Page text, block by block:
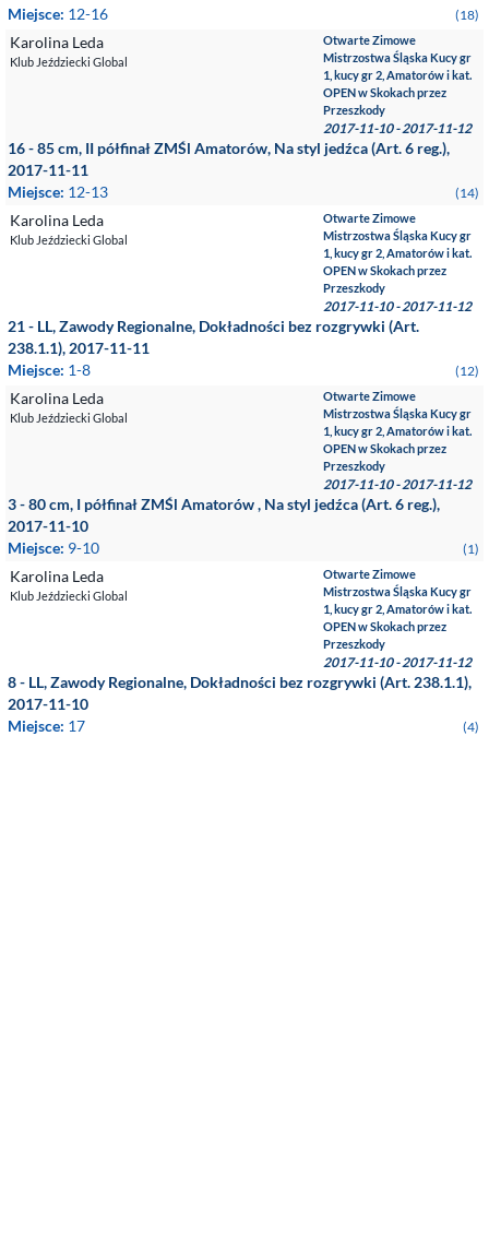
Miejsce: 12-16 (18)
Karolina Leda
Klub Jeździecki Global
Otwarte Zimowe
Mistrzostwa Śląska Kucy gr
1, kucy gr 2, Amatorów i kat.
OPEN w Skokach przez
Przeszkody
2017-11-10 - 2017-11-12
16 - 85 cm, II półfinał ZMŚl Amatorów, Na styl jedźca (Art. 6 reg.),
2017-11-11
Miejsce: 12-13 (14)
Karolina Leda
Klub Jeździecki Global
Otwarte Zimowe
Mistrzostwa Śląska Kucy gr
1, kucy gr 2, Amatorów i kat.
OPEN w Skokach przez
Przeszkody
2017-11-10 - 2017-11-12
21 - LL, Zawody Regionalne, Dokładności bez rozgrywki (Art.
238.1.1), 2017-11-11
Miejsce: 1-8 (12)
Karolina Leda
Klub Jeździecki Global
Otwarte Zimowe
Mistrzostwa Śląska Kucy gr
1, kucy gr 2, Amatorów i kat.
OPEN w Skokach przez
Przeszkody
2017-11-10 - 2017-11-12
3 - 80 cm, I półfinał ZMŚl Amatorów , Na styl jedźca (Art. 6 reg.),
2017-11-10
Miejsce: 9-10 (1)
Karolina Leda
Klub Jeździecki Global
Otwarte Zimowe
Mistrzostwa Śląska Kucy gr
1, kucy gr 2, Amatorów i kat.
OPEN w Skokach przez
Przeszkody
2017-11-10 - 2017-11-12
8 - LL, Zawody Regionalne, Dokładności bez rozgrywki (Art. 238.1.1),
2017-11-10
Miejsce: 17 (4)